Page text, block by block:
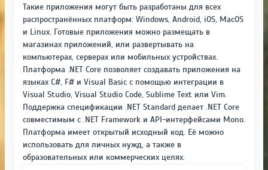
Такие приложения могут быть разработаны для всех
распространённых платформ: Windows, Android, iOS, MacOS
и Linux. Готовые приложения можно размещать в
магазинах приложений, или развертывать на
компьютерах, серверах или мобильных устройствах.
Платформа .NET Core позволяет создавать приложения на
языках C#, F# и Visual Basic с помощью интеграции в
Visual Studio, Visual Studio Code, Sublime Text или Vim.
Поддержка спецификации .NET Standard делает .NET Core
совместимым с .NET Framework и API-интерфейсами Mono.
Платформа имеет открытый исходный код. Её можно
использовать для личных нужд, а также в
образовательных или коммерческих целях.